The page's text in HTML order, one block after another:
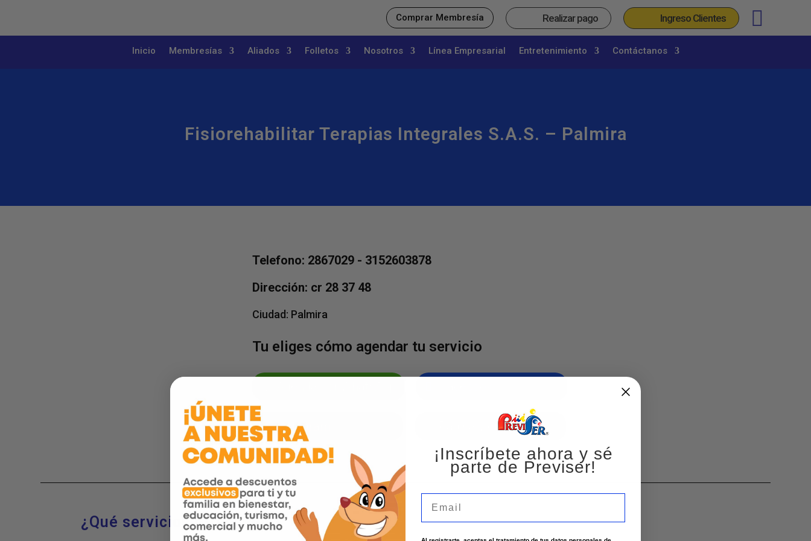
Comprar Membresía Realizar pago Ingreso Clientes
Inicio Membresías Aliados Folletos Nosotros Línea Empresarial Entretenimiento Contáctanos
Fisiorehabilitar Terapias Integrales S.a.s. – Palmira
Telefono: 2867029 - 3152603878
Dirección: cr 28 37 48
Ciudad: Palmira
Tu eliges cómo agendar tu servicio
Instagram Página web
¿Qué servicios ofrecemos?
¡Inscríbete ahora y sé
parte de Previser!